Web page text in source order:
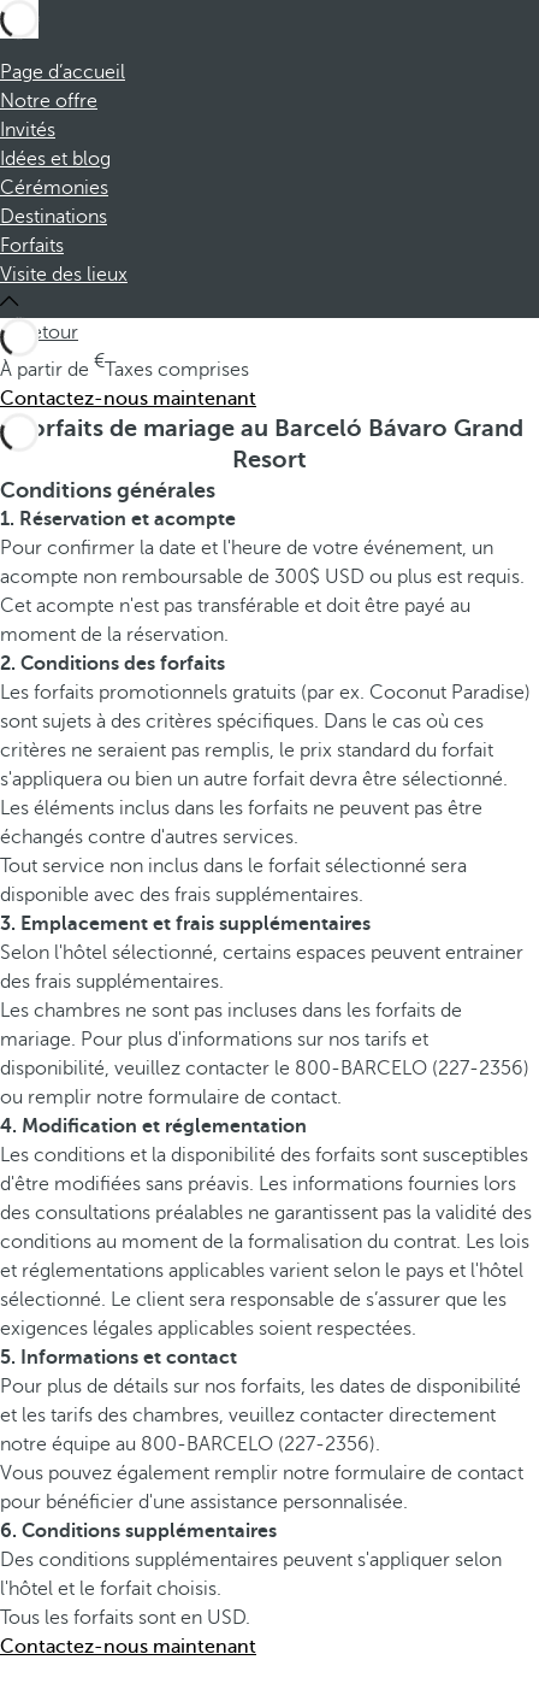
Page d’accueil
Notre offre
Invités
Idées et blog
Cérémonies
Destinations
Forfaits
Visite des lieux
retour
À partir de
Taxes comprises
Contactez-nous maintenant
Forfaits de mariage au Barceló Bávaro Grand
Resort
Conditions générales
1. Réservation et acompte
Pour confirmer la date et l'heure de votre événement, un
acompte non remboursable de 300$ USD ou plus est requis.
Cet acompte n'est pas transférable et doit être payé au
moment de la réservation.
2. Conditions des forfaits
Les forfaits promotionnels gratuits (par ex. Coconut Paradise)
sont sujets à des critères spécifiques. Dans le cas où ces
critères ne seraient pas remplis, le prix standard du forfait
s'appliquera ou bien un autre forfait devra être sélectionné.
Les éléments inclus dans les forfaits ne peuvent pas être
échangés contre d'autres services.
Tout service non inclus dans le forfait sélectionné sera
disponible avec des frais supplémentaires.
3. Emplacement et frais supplémentaires
Selon l'hôtel sélectionné, certains espaces peuvent entrainer
des frais supplémentaires.
Les chambres ne sont pas incluses dans les forfaits de
mariage. Pour plus d'informations sur nos tarifs et
disponibilité, veuillez contacter le 800-BARCELO (227-2356)
ou remplir notre formulaire de contact.
4. Modification et réglementation
Les conditions et la disponibilité des forfaits sont susceptibles
d'être modifiées sans préavis. Les informations fournies lors
des consultations préalables ne garantissent pas la validité des
conditions au moment de la formalisation du contrat. Les lois
et réglementations applicables varient selon le pays et l'hôtel
sélectionné. Le client sera responsable de s’assurer que les
exigences légales applicables soient respectées.
5. Informations et contact
Pour plus de détails sur nos forfaits, les dates de disponibilité
et les tarifs des chambres, veuillez contacter directement
notre équipe au 800-BARCELO (227-2356).
Vous pouvez également remplir notre formulaire de contact
pour bénéficier d'une assistance personnalisée.
6. Conditions supplémentaires
Des conditions supplémentaires peuvent s'appliquer selon
l'hôtel et le forfait choisis.
Tous les forfaits sont en USD.
Contactez-nous maintenant